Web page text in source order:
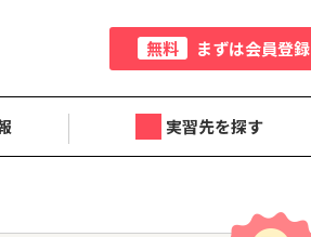
無料 まずは会員登録
実習先を探す